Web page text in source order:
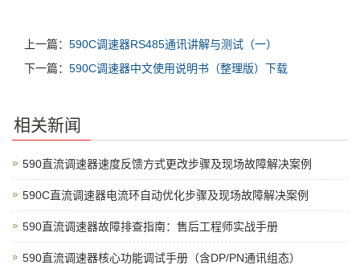
上一篇： 590C调速器RS485通讯讲解与测试（一）
下一篇： 590C调速器中文使用说明书（整理版）下载
相关新闻
590直流调速器速度反馈方式更改步骤及现场故障解决案例
590C直流调速器电流环自动优化步骤及现场故障解决案例
590直流调速器故障排查指南：售后工程师实战手册
590直流调速器核心功能调试手册（含DP/PN通讯组态）